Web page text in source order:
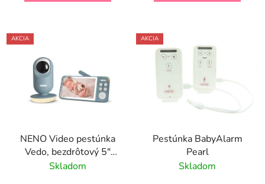
AKCIA
NENO Video pestúnka
Vedo, bezdrôtový 5"
monitor, otočná kamera
Skladom
AKCIA
Pestúnka BabyAlarm
Pearl
Skladom